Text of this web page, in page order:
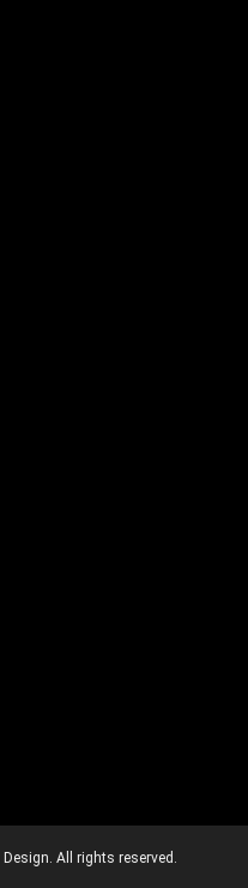
Design. All rights reserved.